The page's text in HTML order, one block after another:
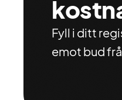
Fyll i ditt
emot bud